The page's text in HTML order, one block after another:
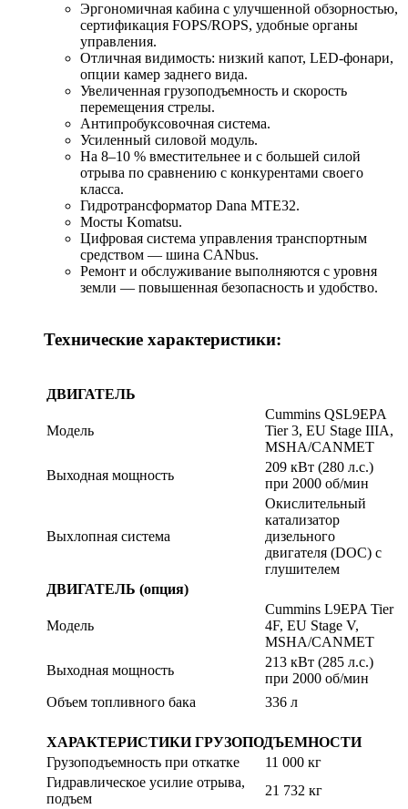
Эргономичная кабина с улучшенной обзорностью,
сертификация FOPS/ROPS, удобные органы
управления.
Отличная видимость: низкий капот, LED‑фонари,
опции камер заднего вида.
Увеличенная грузоподъемность и скорость
перемещения стрелы.
Антипробуксовочная система.
Усиленный силовой модуль.
На 8–10 % вместительнее и с большей силой
отрыва по сравнению с конкурентами своего
класса.
Гидротрансформатор Dana MTE32.
Мосты Komatsu.
Цифровая система управления транспортным
средством — шина CANbus.
Ремонт и обслуживание выполняются с уровня
земли — повышенная безопасность и удобство.
Технические характеристики:
ДВИГАТЕЛЬ
Модель
Cummins QSL9EPA
Tier 3, EU Stage IIIA,
MSHA/CANMET
Выходная мощность
209 кВт (280 л.с.)
при 2000 об/мин
Выхлопная система
Окислительный
катализатор
дизельного
двигателя (DOC) с
глушителем
ДВИГАТЕЛЬ (опция)
Модель
Cummins L9EPA Tier
4F, EU Stage V,
MSHA/CANMET
Выходная мощность
213 кВт (285 л.с.)
при 2000 об/мин
Объем топливного бака
336 л
ХАРАКТЕРИСТИКИ ГРУЗОПОДЪЕМНОСТИ
Грузоподъемность при откатке
11 000 кг
Гидравлическое усилие отрыва,
подъем
21 732 кг